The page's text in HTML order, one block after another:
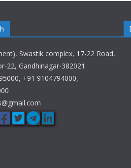
Swastik complex, 17-22 Road,
22, Gandhinagar-382021
+91 9104794000,